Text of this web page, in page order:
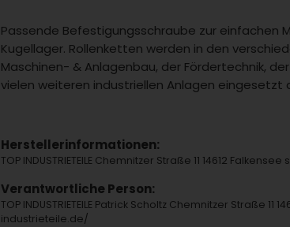
Passende Befestigungsschraube zur
Kugellager. Rollenketten werden in den
Maschinen- & Anlagenbau, der Fördertechnik,
vielen weiteren industriellen Anlagen eingesetzt
Herstellerinformationen:
TOP INDUSTRIETEILE Chemnitzer Straße 11 14612
Verantwortliche Person:
TOP INDUSTRIETEILE Patrick Scholtz Chemnitzer Straße
industrieteile.de/